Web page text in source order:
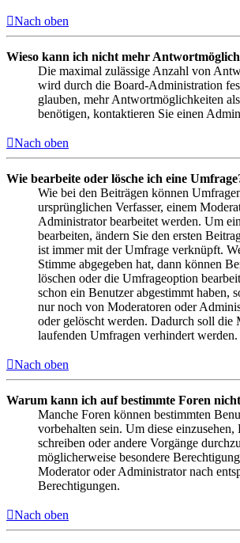
Nach oben
Wieso kann ich nicht mehr
Die maximal zulässige Anzahl von
wird durch die Board-Administration
glauben, mehr Antwortmöglichkeiten
benötigen, kontaktieren Sie einen
Nach oben
Wie bearbeite oder lösche ich eine
Wie bei den Beiträgen können
ursprünglichen Verfasser, einem
Administrator bearbeitet werden. Um
bearbeiten, ändern Sie den ersten
ist immer mit der Umfrage verknüpft.
Stimme abgegeben hat, dann können
löschen oder die Umfrageoption
schon ein Benutzer abgestimmt haben,
nur noch von Moderatoren oder
oder gelöscht werden. Dadurch soll die
laufenden Umfragen verhindert werden.
Nach oben
Warum kann ich auf bestimmte Foren
Manche Foren können bestimmten
vorbehalten sein. Um diese einzusehen,
schreiben oder andere Vorgänge
möglicherweise besondere
Moderator oder Administrator nach
Berechtigungen.
Nach oben